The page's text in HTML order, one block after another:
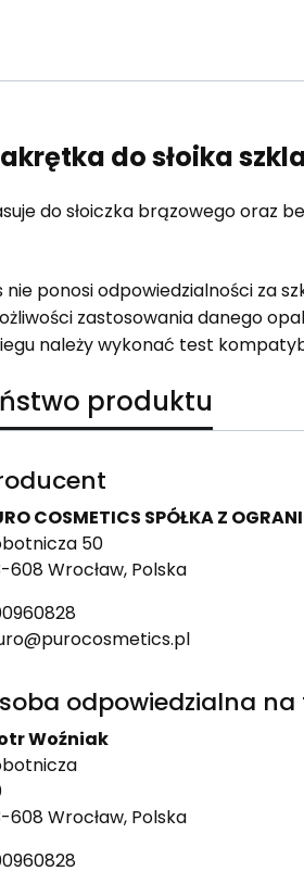
do słoika
do słoiczka brązowego oraz
ponosi odpowiedzialności za
zastosowania danego
należy wykonać test
produktu
COSMETICS SPÓŁKA Z
50
608 Wrocław, Polska
odpowiedzialna na
Woźniak
608 Wrocław, Polska